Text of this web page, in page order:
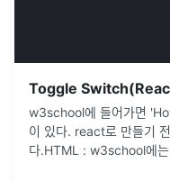
Toggle
w3school에 들어가면
이 있다. react로 만들기
다.HTML : w3school에